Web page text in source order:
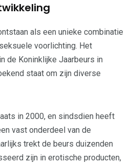
als een unieke combinatie
voorlichting. Het
de Koninklijke Jaarbeurs in
staat om zijn diverse
in 2000, en sindsdien heeft
vast onderdeel van de
trekt de beurs duizenden
zijn in erotische producten,